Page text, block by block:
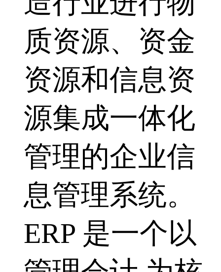
质资源、资金
资源和信息资
源集成一体化
管理的企业信
息管理系统。
ERP 是一个以